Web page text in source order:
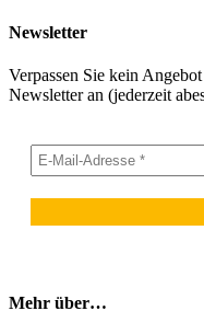
Newsletter
Verpassen Sie kein
Newsletter an (jederzeit
Mehr über…